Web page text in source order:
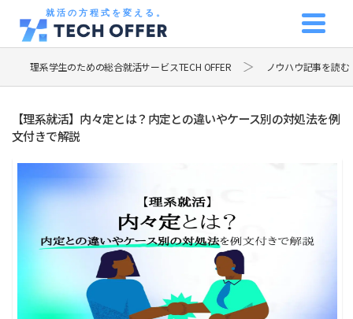
就活の方程式を変える。
理系学生のための総合就活サービスTECH OFFER ノウハウ記事を読む
【理系就活】内々定とは？内定との違いやケース別の対処法を例
文付きで解説